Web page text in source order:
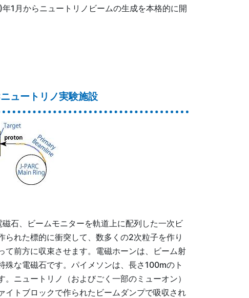
1月からニュートリノビームの生成を本格的に開
ュートリノ実験施設
石、ビームモニターを軌道上に配列した一次ビ
れた標的に衝突して、数多くの2次粒子を作り
前方に収束させます。電磁ホーンは、ビーム射
な電磁石です。パイメソンは、長さ100mのト
ニュートリノ（およびごく一部のミューオン）
トブロックで作られたビームダンプで吸収され